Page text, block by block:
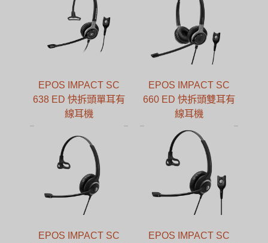
EPOS IMPACT SC
638 ED 快拆頭單耳有
線耳機
EPOS IMPACT SC
660 ED 快拆頭雙耳有
線耳機
EPOS IMPACT SC
EPOS IMPACT SC